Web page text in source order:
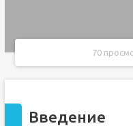
70
Введение